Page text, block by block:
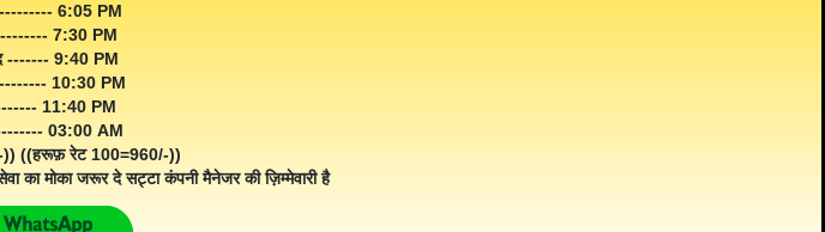
--------- 6:05 PM
-------- 7:30 PM
------- 9:40 PM
-------- 10:30 PM
11:40 PM
03:00 AM
)) ((हरूफ़ रेट 100=960/-))
का मोका जरूर दे सट्टा कंपनी मैनेजर की ज़िम्मेवारी है